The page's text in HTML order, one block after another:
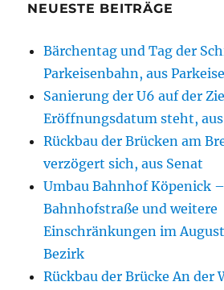
NEUESTE BEITRÄGE
Bärchentag und Tag der
Parkeisenbahn, aus
Sanierung der U6 auf der
Eröffnungsdatum steht, aus
Rückbau der Brücken am
verzögert sich, aus Senat
Umbau Bahnhof Köpenick
Bahnhofstraße und weitere
Einschränkungen im
Bezirk
Rückbau der Brücke An der